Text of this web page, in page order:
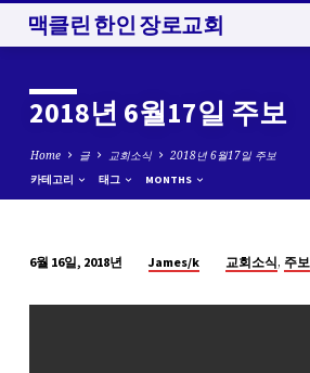
맥클린 한인 장로교회
2018년 6월17일 주보
Home 글 교회소식 2018년 6월17일 주보
카테고리 태그 MONTHS
년
6월 16일, 2018년 James/k 교회소식, 주보